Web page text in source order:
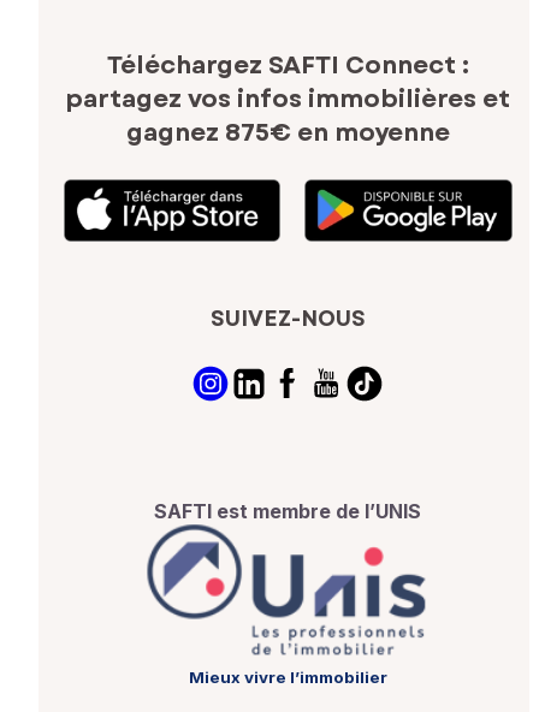
Téléchargez SAFTI Connect :
partagez vos infos immobilières et
gagnez 875€ en moyenne
SUIVEZ-NOUS
SAFTI est membre de l’UNIS
Mieux vivre l’immobilier